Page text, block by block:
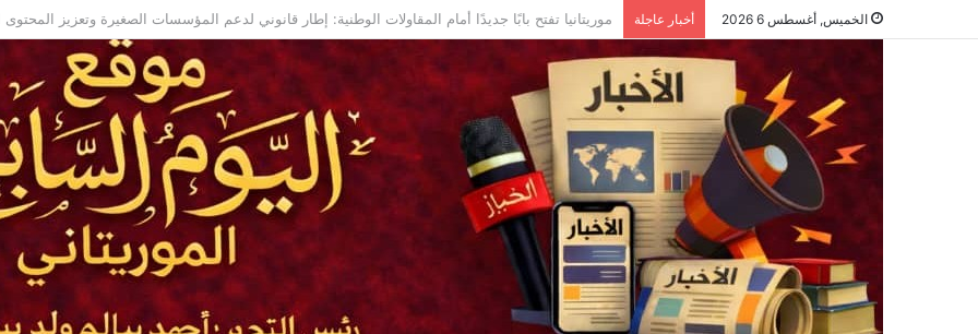
الخميس, أغسطس 6 2026 أخبار عاجلة ماذا حققت وزارة الرقمنة في موريتانيا